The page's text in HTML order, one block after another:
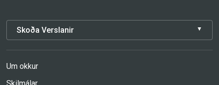
Skoða Verslanir
Um okkur
Skilmálar